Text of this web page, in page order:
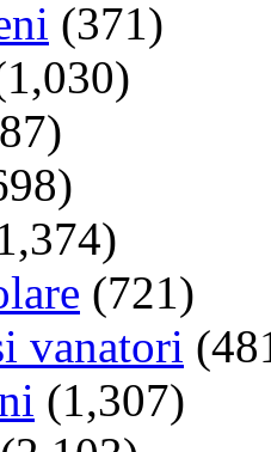
(371)
(721)
vanatori
(1,307)